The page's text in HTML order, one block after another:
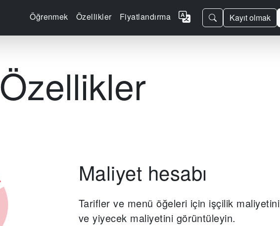
Öğrenmek Özellikler Fiyatlandırma Kayıt olmak
Özellikler
Maliyet hesabı
Tarifler ve menü öğeleri için işçilik maliyetini
ve yiyecek maliyetini görüntüleyin.